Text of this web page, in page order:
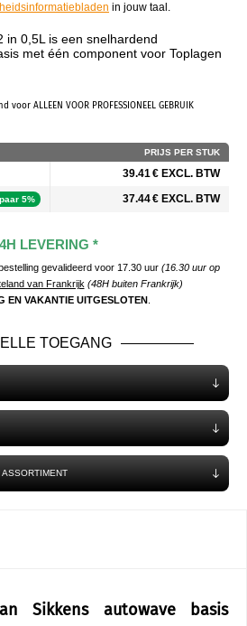
in jouw taal.
in 0,5L is een snelhardend
met één component voor Toplagen
ALLEEN VOOR PROFESSIONEEL GEBRUIK
PRIJS PER STUK
39.41 € EXCL. BTW
5% 37.44 € EXCL. BTW
LEVERING *
gevalideerd voor 17.30 uur (16.30 uur op
van Frankrijk (48H buiten Frankrijk)
EN VAKANTIE UITGESLOTEN.
TOEGANG
Sikkens autowave basis